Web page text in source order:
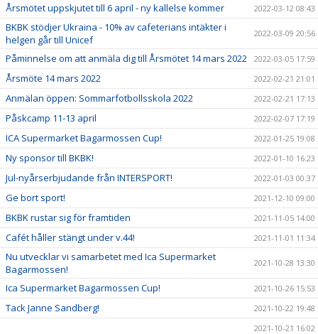
Årsmötet uppskjutet till 6 april - ny kallelse kommer 2022-03-12 08:43
BKBK stödjer Ukraina - 10% av cafeterians intäkter i
helgen går till Unicef
2022-03-09 20:56
Påminnelse om att anmäla dig till Årsmötet 14 mars 2022 2022-03-05 17:59
Årsmöte 14 mars 2022 2022-02-21 21:01
Anmälan öppen: Sommarfotbollsskola 2022 2022-02-21 17:13
Påskcamp 11-13 april 2022-02-07 17:19
ICA Supermarket Bagarmossen Cup! 2022-01-25 19:08
Ny sponsor till BKBK! 2022-01-10 16:23
Jul-nyårserbjudande från INTERSPORT! 2022-01-03 00:37
Ge bort sport! 2021-12-10 09:00
BKBK rustar sig för framtiden 2021-11-05 14:00
Cafét håller stängt under v.44! 2021-11-01 11:34
Nu utvecklar vi samarbetet med Ica Supermarket
Bagarmossen!
2021-10-28 13:30
Ica Supermarket Bagarmossen Cup! 2021-10-26 15:53
Tack Janne Sandberg!
2021-10-22 19:48
2021-10-21 16:02